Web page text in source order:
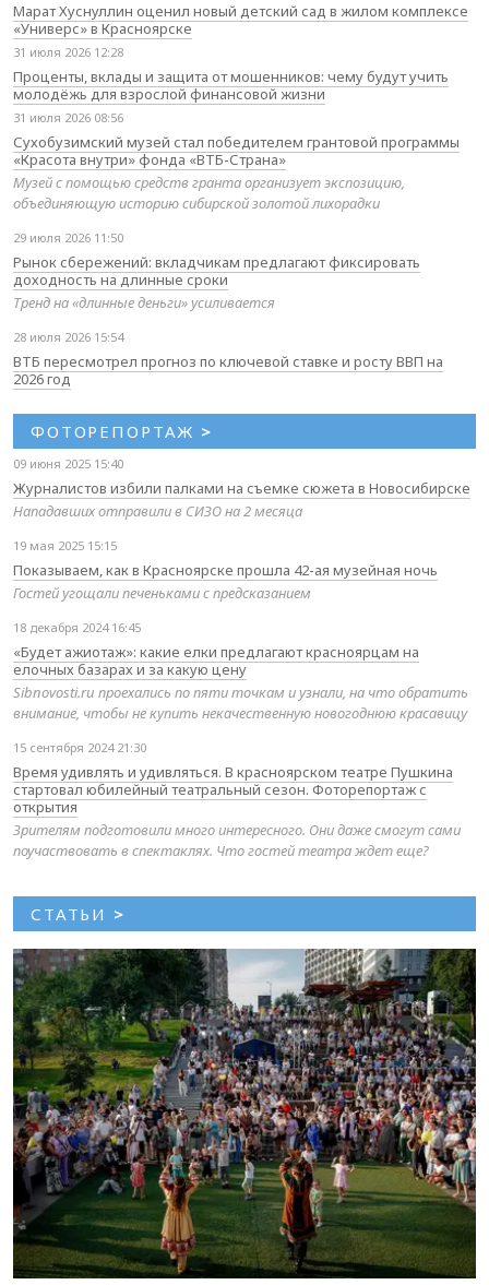
Марат Хуснуллин оценил новый детский сад в жилом комплексе
«Универс» в Красноярске
31 июля 2026 12:28
Проценты, вклады и защита от мошенников: чему будут учить
молодёжь для взрослой финансовой жизни
31 июля 2026 08:56
Сухобузимский музей стал победителем грантовой программы
«Красота внутри» фонда «ВТБ-Страна»
Музей с помощью средств гранта организует экспозицию,
объединяющую историю сибирской золотой лихорадки
29 июля 2026 11:50
Рынок сбережений: вкладчикам предлагают фиксировать
доходность на длинные сроки
Тренд на «длинные деньги» усиливается
28 июля 2026 15:54
ВТБ пересмотрел прогноз по ключевой ставке и росту ВВП на
2026 год
ФОТОРЕПОРТАЖ >
09 июня 2025 15:40
Журналистов избили палками на съемке сюжета в Новосибирске
Нападавших отправили в СИЗО на 2 месяца
19 мая 2025 15:15
Показываем, как в Красноярске прошла 42-ая музейная ночь
Гостей угощали печеньками с предсказанием
18 декабря 2024 16:45
«Будет ажиотаж»: какие елки предлагают красноярцам на
елочных базарах и за какую цену
Sibnovosti.ru проехались по пяти точкам и узнали, на что обратить
внимание, чтобы не купить некачественную новогоднюю красавицу
15 сентября 2024 21:30
Время удивлять и удивляться. В красноярском театре Пушкина
стартовал юбилейный театральный сезон. Фоторепортаж с
открытия
Зрителям подготовили много интересного. Они даже смогут сами
поучаствовать в спектаклях. Что гостей театра ждет еще?
СТАТЬИ >